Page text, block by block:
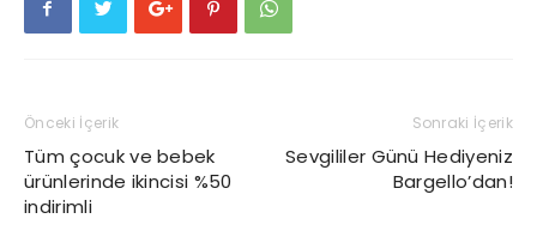
Önceki İçerik
Tüm çocuk ve bebek
ürünlerinde ikincisi %50
indirimli
Sonraki İçerik
Sevgililer Günü Hediyeniz
Bargello’dan!